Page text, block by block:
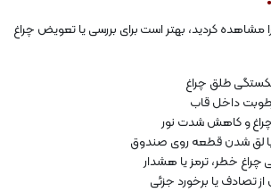
مشاهده کردید، بهتر است برای بررسی یا تعویض چراغ
طلق چراغ
رطوبت داخل قاب
و کاهش شدت نور
لق شدن قطعه روی صندوق
چراغ خطر، ترمز یا هشدار
تصادف یا برخورد جزئی